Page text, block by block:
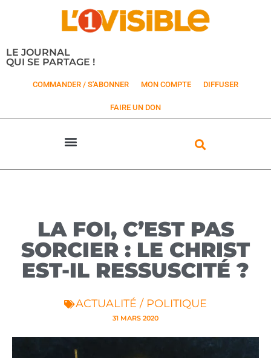
LE JOURNAL
QUI SE PARTAGE !
COMMANDER / S'ABONNER MON COMPTE DIFFUSER
FAIRE UN DON
LA FOI, C’EST PAS
SORCIER : LE CHRIST
EST-IL RESSUSCITÉ ?
ACTUALITÉ / POLITIQUE
31 MARS 2020